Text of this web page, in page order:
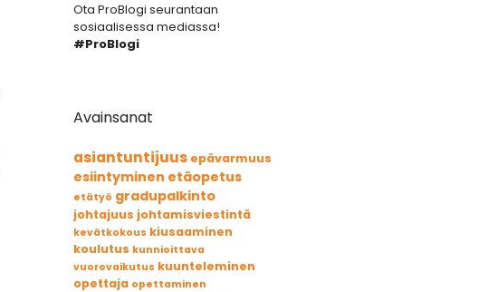
Ota ProBlogi seurantaan
sosiaalisessa mediassa!
#ProBlogi
Avainsanat
asiantuntijuus epävarmuus
esiintyminen etäopetus
etätyö gradupalkinto
johtajuus johtamisviestintä
kevätkokous kiusaaminen
koulutus kunnioittava
vuorovaikutus kuunteleminen
opettaja opettaminen